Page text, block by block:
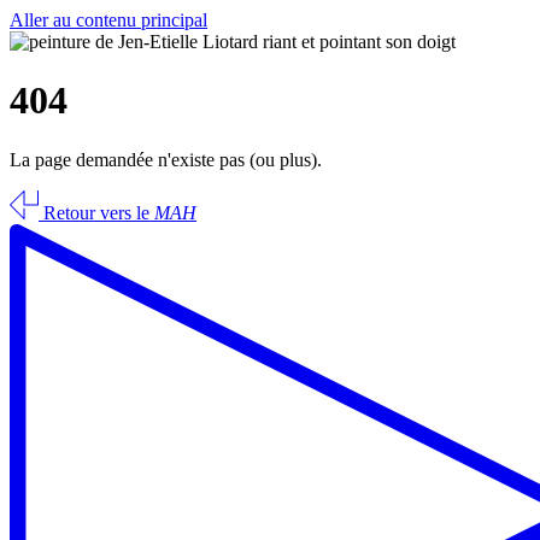
Aller au contenu principal
404
La page demandée n'existe pas (ou plus).
Retour vers le MAH